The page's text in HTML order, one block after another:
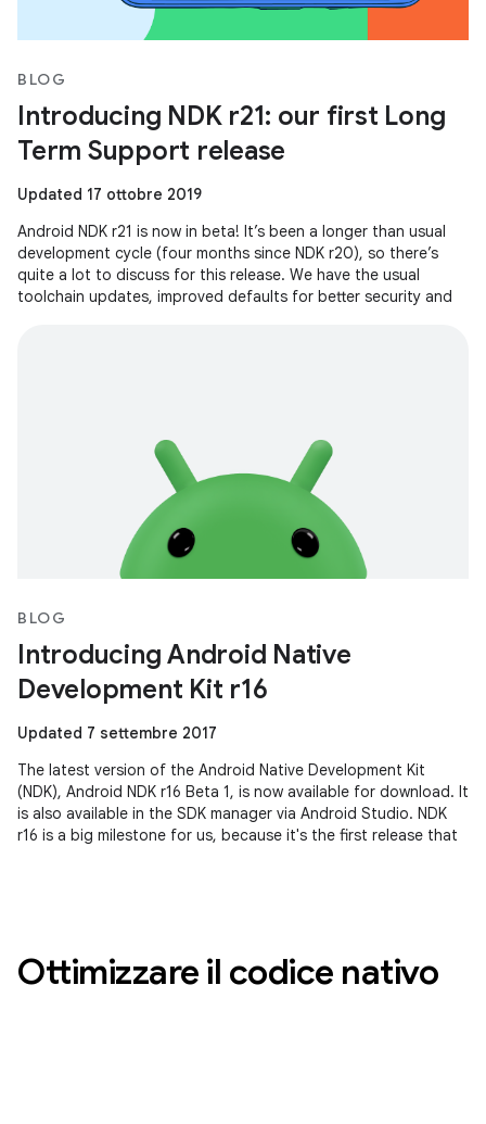
BLOG
Introducing NDK r21: our first Long
Term Support release
Updated 17 ottobre 2019
Android NDK r21 is now in beta! It’s been a longer than usual
development cycle (four months since NDK r20), so there’s
quite a lot to discuss for this release. We have the usual
toolchain updates, improved defaults for better security and
BLOG
Introducing Android Native
Development Kit r16
Updated 7 settembre 2017
The latest version of the Android Native Development Kit
(NDK), Android NDK r16 Beta 1, is now available for download. It
is also available in the SDK manager via Android Studio. NDK
r16 is a big milestone for us, because it's the first release that
Ottimizzare il codice nativo